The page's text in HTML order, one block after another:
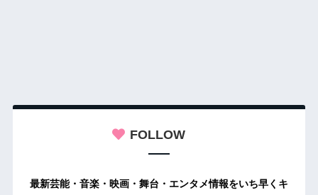
FOLLOW
最新芸能・音楽・映画・舞台・エンタメ情報をいち早くキ